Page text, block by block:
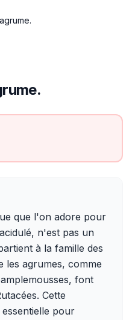
que l'on adore pour
n'est pas un
à la famille des
les agrumes, comme
font
Cette
pour